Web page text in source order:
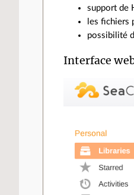
support de
les fichiers
possibilité
Interface